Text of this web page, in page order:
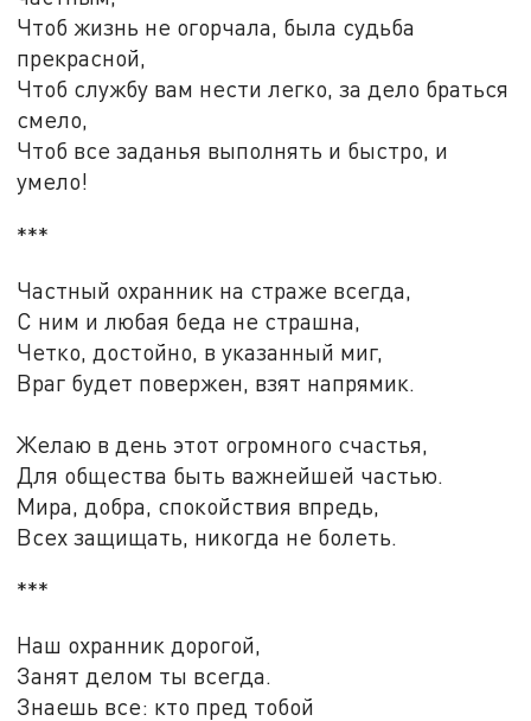
Чтоб жизнь не огорчала, была судьба
прекрасной,
Чтоб службу вам нести легко, за дело браться
смело,
Чтоб все заданья выполнять и быстро, и
умело!
***
Частный охранник на страже всегда,
С ним и любая беда не страшна,
Четко, достойно, в указанный миг,
Враг будет повержен, взят напрямик.
Желаю в день этот огромного счастья,
Для общества быть важнейшей частью.
Мира, добра, спокойствия впредь,
Всех защищать, никогда не болеть.
***
Наш охранник дорогой,
Занят делом ты всегда.
Знаешь все: кто пред тобой